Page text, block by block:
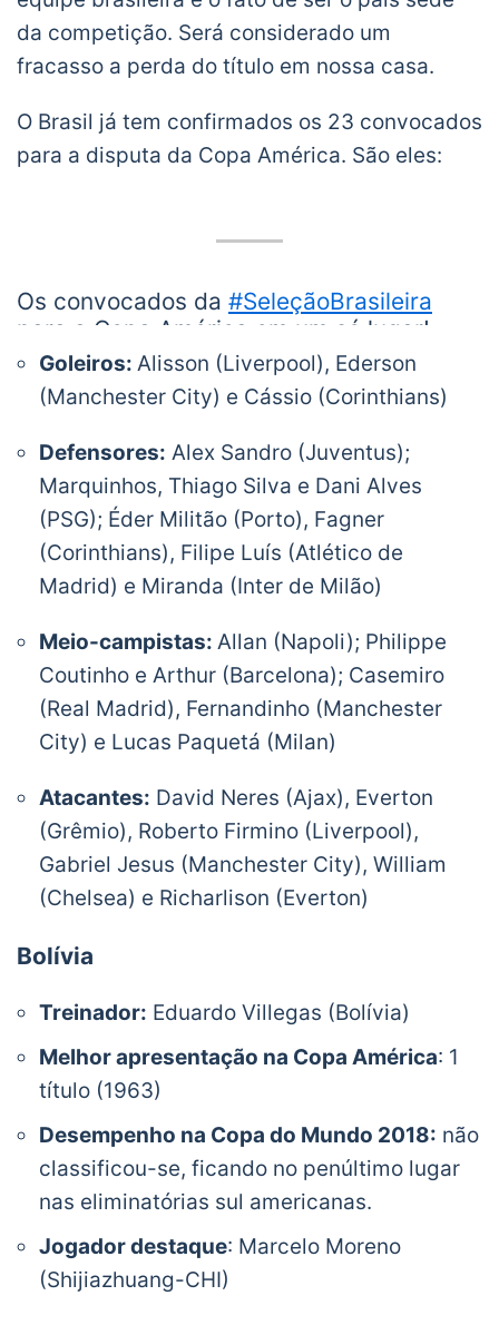
da competição. Será considerado um
fracasso a perda do título em nossa casa.
O Brasil já tem confirmados os 23 convocados
para a disputa da Copa América. São eles:
Os convocados da #SeleçãoBrasileira
para a Copa América em um só lugar!
Saiba os detalhes >>
https://t.co/YWMGXZTpXq
pic.twitter.com/xbsjizG8cn
— CBF Futebol (@CBF_Futebol) May 17, 2019
Goleiros: Alisson (Liverpool), Ederson
(Manchester City) e Cássio (Corinthians)
Defensores: Alex Sandro (Juventus);
Marquinhos, Thiago Silva e Dani Alves
(PSG); Éder Militão (Porto), Fagner
(Corinthians), Filipe Luís (Atlético de
Madrid) e Miranda (Inter de Milão)
Meio-campistas: Allan (Napoli); Philippe
Coutinho e Arthur (Barcelona); Casemiro
(Real Madrid), Fernandinho (Manchester
City) e Lucas Paquetá (Milan)
Atacantes: David Neres (Ajax), Everton
(Grêmio), Roberto Firmino (Liverpool),
Gabriel Jesus (Manchester City), William
(Chelsea) e Richarlison (Everton)
Bolívia
Treinador: Eduardo Villegas (Bolívia)
Melhor apresentação na Copa América: 1
título (1963)
Desempenho na Copa do Mundo 2018: não
classificou-se, ficando no penúltimo lugar
nas eliminatórias sul americanas.
Jogador destaque: Marcelo Moreno
(Shijiazhuang-CHI)